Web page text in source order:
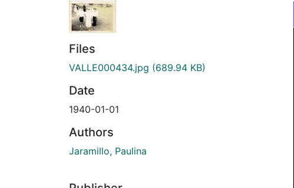
Files
VALLE000434.jpg (689.94 KB)
Date
1940-01-01
Authors
Jaramillo, Paulina